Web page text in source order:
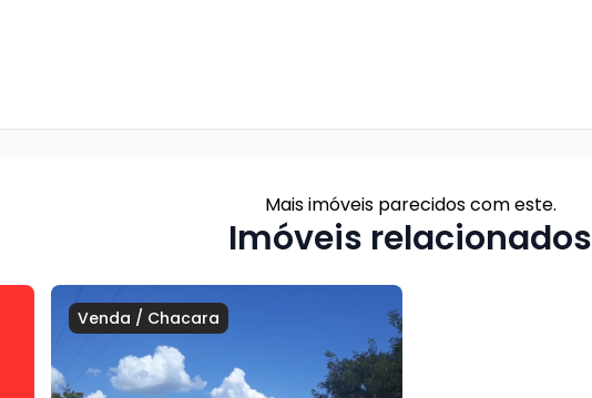
Mais imóveis parecidos com este.
Imóveis relacionados
Venda / Chacara